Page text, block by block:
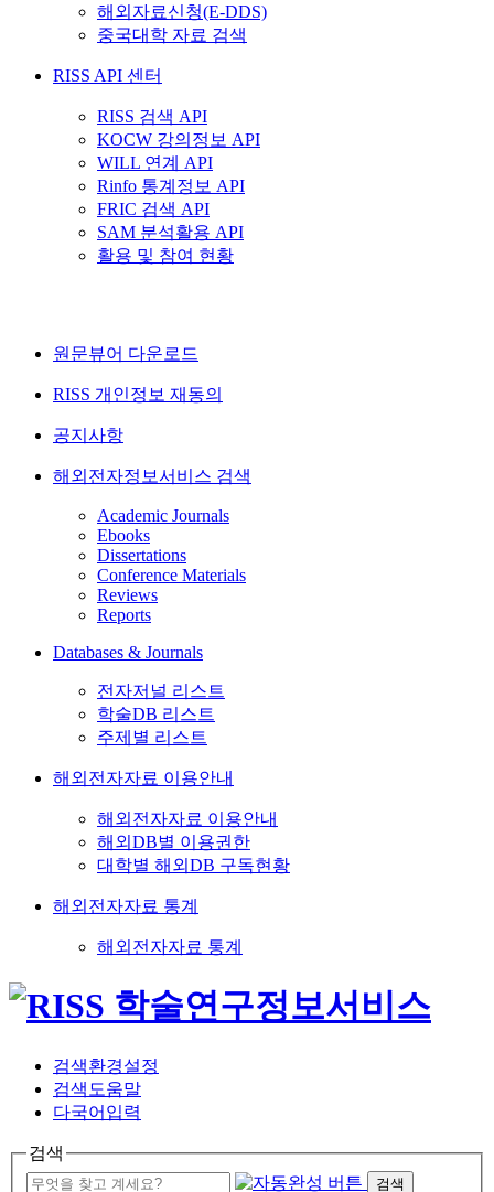
해외자료신청(E-DDS)
중국대학 자료 검색
RISS API 센터
RISS 검색 API
KOCW 강의정보 API
WILL 연계 API
Rinfo 통계정보 API
FRIC 검색 API
SAM 분석활용 API
활용 및 참여 현황
원문뷰어 다운로드
RISS 개인정보 재동의
공지사항
해외전자정보서비스 검색
Academic Journals
Ebooks
Dissertations
Conference Materials
Reviews
Reports
Databases & Journals
전자저널 리스트
학술DB 리스트
주제별 리스트
해외전자자료 이용안내
해외전자자료 이용안내
해외DB별 이용권한
대학별 해외DB 구독현황
해외전자자료 통계
해외전자자료 통계
검색환경설정
검색도움말
다국어입력
검색
검색